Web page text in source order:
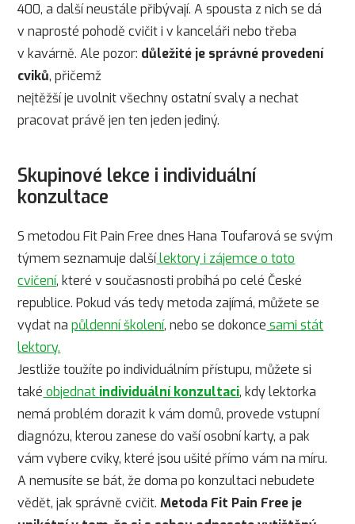
400, a další neustále přibývají. A spousta z nich se dá
v naprosté pohodě cvičit i v kanceláři nebo třeba
v kavárně. Ale pozor: důležité je správné provedení
cviků, přičemž
nejtěžší je uvolnit všechny ostatní svaly a nechat
pracovat právě jen ten jeden jediný.
Skupinové lekce i individuální
konzultace
S metodou Fit Pain Free dnes Hana Toufarová se svým
týmem seznamuje dalšílektory i zájemce o toto
cvičení, které v současnosti probíhá po celé České
republice. Pokud vás tedy metoda zajímá, můžete se
vydat napůldenní školení, nebo se dokonce sami stát
lektory.
Jestliže toužíte po individuálním přístupu, můžete si
také objednat individuální konzultaci, kdy lektorka
nemá problém dorazit k vám domů, provede vstupní
diagnózu, kterou zanese do vaší osobní karty, a pak
vám vybere cviky, které jsou ušité přímo vám na míru.
A nemusíte se bát, že doma po konzultaci nebudete
vědět, jak správně cvičit.Metoda Fit Pain Free je